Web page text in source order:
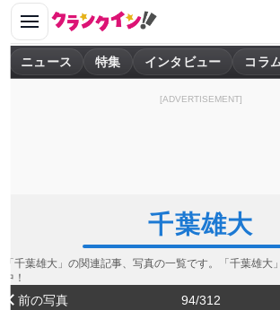
ニュース 特集 インタビュー コラ
[ADVERTISEMENT]
千葉雄大
「千葉雄大」の関連記事、写真の一覧です。「千葉雄大
中！
前の写真 94/312